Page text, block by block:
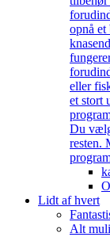
opnå et
eller
et stort
Du
resten.
Lidt af hvert
Alt